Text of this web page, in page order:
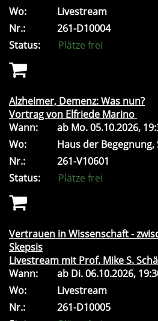
Wo:
Livestream
Nr.:
261-D10004
Status:
Plätze frei
Alzheimer, Demenz: Was nun?
Vortrag von Elfriede Marino
Wann:
ab Mo.05.10.2026,
Wo:
Haus der
Nr.:
261-V10601
Status:
Plätze frei
Vertrauen in Wissenschaft -
Skepsis
Livestream mit Prof. Mike S.
Wann:
ab Di.06.10.2026,
Wo:
Livestream
Nr.:
261-D10005